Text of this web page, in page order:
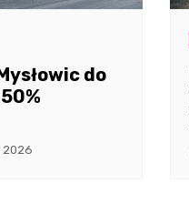
do
2026